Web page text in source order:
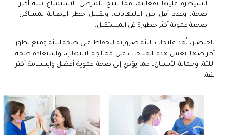
السيطرة عليها بفعالية، مما يتيح للمرضى الاستمتاع بلثة أكثر
صحة، وعدد أقل من الالتهابات، وتقليل خطر الإصابة بمشاكل
صحية فموية أكثر خطورة في المستقبل.
باختصار، تُعد علاجات اللثة ضرورية للحفاظ على صحة اللثة ومنع تطور
أمراضها. تعمل هذه العلاجات على معالجة الالتهاب، واستعادة صحة
اللثة، وحماية الأسنان، مما يؤدي إلى صحة فموية أفضل وابتسامة أكثر
ثقة.